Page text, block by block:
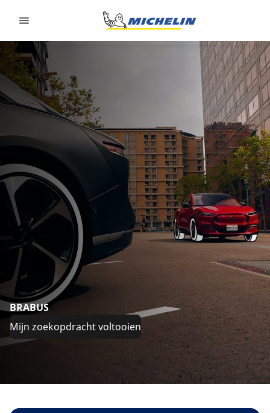
BRABUS
Mijn zoekopdracht voltooien